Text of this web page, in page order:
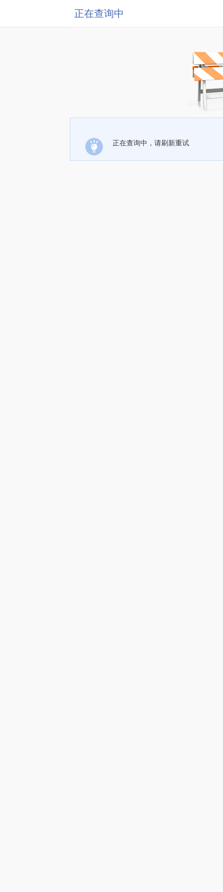
正在查询中
正在查询中，请刷新重试